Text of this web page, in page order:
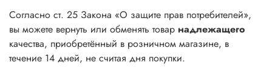
Согласно ст. 25 Закона «О защите прав потребителей»,
вы можете вернуть или обменять товар надлежащего
качества, приобретённый в розничном магазине, в
течение 14 дней, не считая дня покупки.